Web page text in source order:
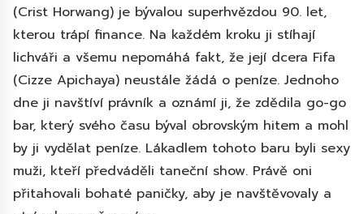
(Crist Horwang) je bývalou superhvězdou 90. let,
kterou trápí finance. Na každém kroku ji stíhají
lichváři a všemu nepomáhá fakt, že její dcera Fifa
(Cizze Apichaya) neustále žádá o peníze. Jednoho
dne ji navštíví právník a oznámí ji, že zdědila go-go
bar, který svého času býval obrovským hitem a mohl
by ji vydělat peníze. Lákadlem tohoto baru byli sexy
muži, kteří předváděli taneční show. Právě oni
přitahovali bohaté paničky, aby je navštěvovaly a